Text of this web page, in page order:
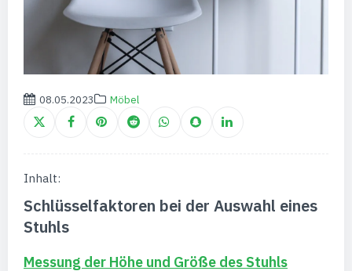
08.05.2023 Möbel
Inhalt:
Schlüsselfaktoren bei der Auswahl eines
Stuhls
Messung der Höhe und Größe des Stuhls